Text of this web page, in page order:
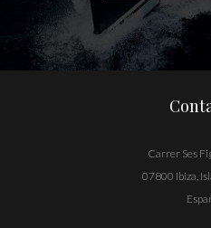
Carrer Ses
07800 Ibiza,